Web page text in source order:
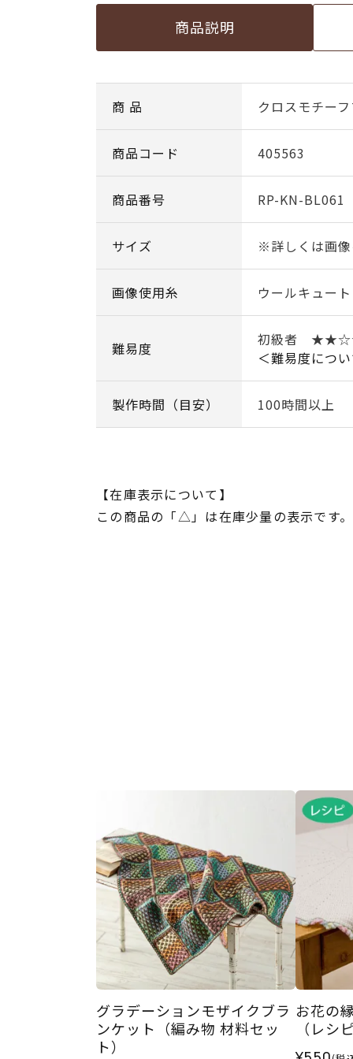
商品説明
商 品 クロスモチー
商品コード 405563
商品番号 RP-KN-BL061
サイズ ※詳しくは画
画像使用糸 ウールキュー
難易度
初級者
＜難易度につ
製作時間（目安） 100時間以上
【在庫表示について】
この商品の「△」は在庫少量の表示です。
グラデーションモザイクブラ
ンケット（編み物 材料セッ
ト）
お花の
（レシ